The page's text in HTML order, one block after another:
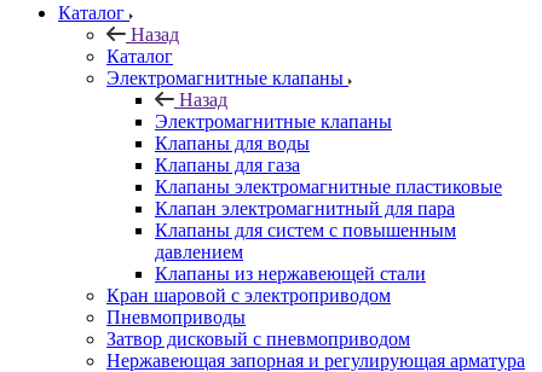
Каталог
Назад
Каталог
Электромагнитные клапаны
Назад
Электромагнитные клапаны
Клапаны для воды
Клапаны для газа
Клапаны электромагнитные пластиковые
Клапан электромагнитный для пара
Клапаны для систем с повышенным
давлением
Клапаны из нержавеющей стали
Кран шаровой с электроприводом
Пневмоприводы
Затвор дисковый с пневмоприводом
Нержавеющая запорная и регулирующая арматура